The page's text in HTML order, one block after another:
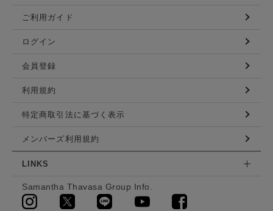
ご利用ガイド
ログイン
会員登録
利用規約
特定商取引法に基づく表示
メンバーズ利用規約
LINKS
Samantha Thavasa Group Info.